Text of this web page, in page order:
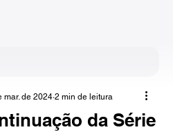
da Série
mar. de 2024 2 min de leitura